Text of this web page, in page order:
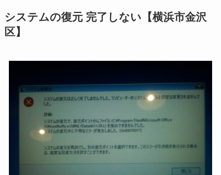
システムの復元 完了しない【横浜市金沢
区】